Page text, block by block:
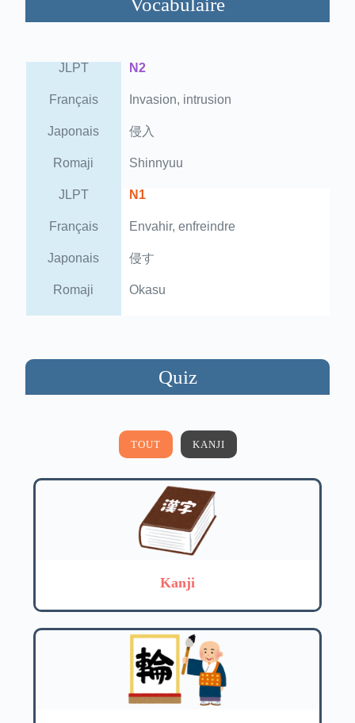
Vocabulaire
JLPT N2
Français Invasion, intrusion
Japonais 侵入
Romaji Shinnyuu
JLPT N1
Français Envahir, enfreindre
Japonais 侵す
Romaji Okasu
Quiz
TOUT KANJI
Kanji